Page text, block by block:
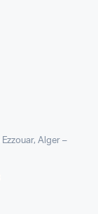
Alger –